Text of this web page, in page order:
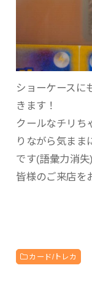
ショーケースに
きます！
クールなチリち
りながら気ま
です(語彙力消失)
皆様のご来店を
カード/トレカ